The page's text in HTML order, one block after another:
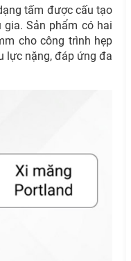
tấm được cấu tạo
Sản phẩm có hai
cho công trình hẹp
lực nặng, đáp ứng đa